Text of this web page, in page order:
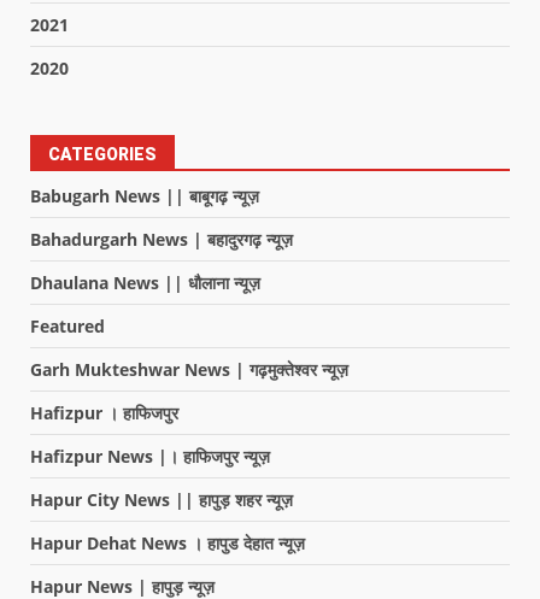
2021
2020
CATEGORIES
Babugarh News || बाबूगढ़ न्यूज़
Bahadurgarh News | बहादुरगढ़ न्यूज़
Dhaulana News || धौलाना न्यूज़
Featured
Garh Mukteshwar News | गढ़मुक्तेश्वर न्यूज़
Hafizpur । हाफिजपुर
Hafizpur News |। हाफिजपुर न्यूज़
Hapur City News || हापुड़ शहर न्यूज़
Hapur Dehat News । हापुड देहात न्यूज़
Hapur News | हापुड़ न्यूज़